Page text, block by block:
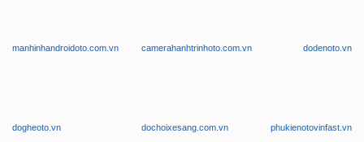
manhinhandroidoto.com.vn camerahanhtrinhoto.com.vn dodenoto.vn
dogheoto.vn dochoixesang.com.vn phukienotovinfast.vn